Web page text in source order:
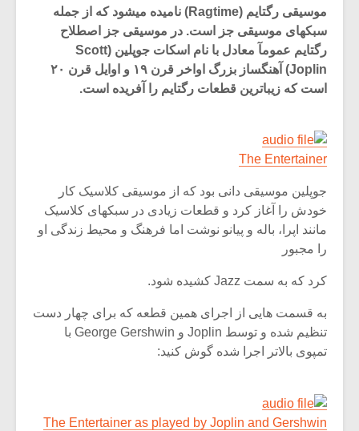
موسیقی رگتایم (Ragtime) نامیده میشود که از جمله
سبکهای موسیقی جز است. در موسیقی جز اصطلاح
رگتایم عمومآ معادل با نام اسکات جوپلین (Scott
Joplin) آهنگساز بزرگ اواخر قرن ۱۹ و اوایل قرن ۲۰
است که زیباترین قطعات رگتایم را آفریده است.
The Entertainer
جوپلین موسیقی دانی بود که از موسیقی کلاسیک کار
خودش را آغاز کرد و قطعات زیادی در سبکهای کلاسیک
مانند اپرا، باله و پیانو نوشت اما فرهنگ و محیط زندگی او
را مجبور
کرد که به سمت Jazz کشیده شود.
به قسمت هایی از اجرای همین قطعه که برای چهار دست
تنظیم شده و توسط Joplin و George Gershwin با
تمپوی بالاتر اجرا شده گوش کنید:
The Entertainer as played by Joplin and Gershwin
میکلوش روژا
یادداشتی بر موسیقی